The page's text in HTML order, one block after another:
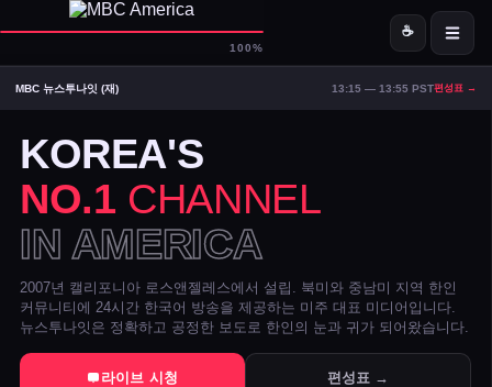
100%
☕
KOREA'S
NO.1 CHANNEL
IN AMERICA
2007년 캘리포니아 로스앤젤레스에서 설립. 북미와 중남미 지역 한인
커뮤니티에 24시간 한국어 방송을 제공하는 미주 대표 미디어입니다.
뉴스투나잇은 정확하고 공정한 보도로 한인의 눈과 귀가 되어왔습니다.
라이브 시청 편성표 →
MBC America
ON AIR — LIVE 20:40
MBC 뉴스투나잇 (재) 13:15 — 13:55 PST편성표 →
트럼프 DOJ 반무기화 기금 — 1·6 폭동 피고인들 감옥에서 배상금으